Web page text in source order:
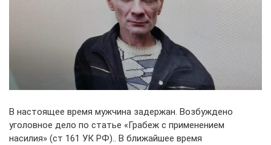
В настоящее время мужчина задержан. Возбуждено
уголовное дело по статье «Грабеж с применением
насилия» (ст 161 УК РФ).. В ближайшее время